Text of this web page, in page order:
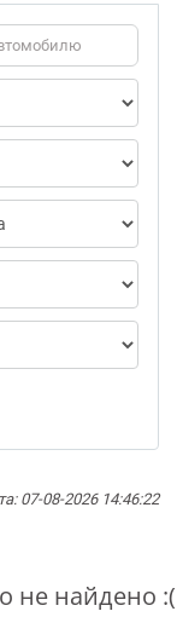
07-08-2026 14:46:22
не найдено :(